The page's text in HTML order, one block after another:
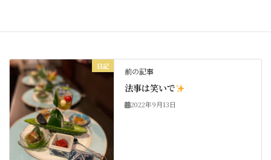
日記
前の記事
法事は笑いで
2022年9月13日